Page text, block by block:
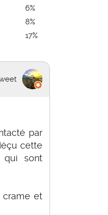
6%
8%
17%
par
cette
qui sont
crame et